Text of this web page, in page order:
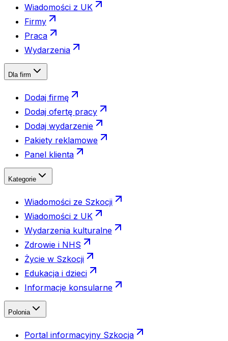
Wiadomości z UK
Firmy
Praca
Wydarzenia
Dla firm
Dodaj firmę
Dodaj ofertę pracy
Dodaj wydarzenie
Pakiety reklamowe
Panel klienta
Kategorie
Wiadomości ze Szkocji
Wiadomości z UK
Wydarzenia kulturalne
Zdrowie i NHS
Życie w Szkocji
Edukacja i dzieci
Informacje konsularne
Polonia
Portal informacyjny Szkocja